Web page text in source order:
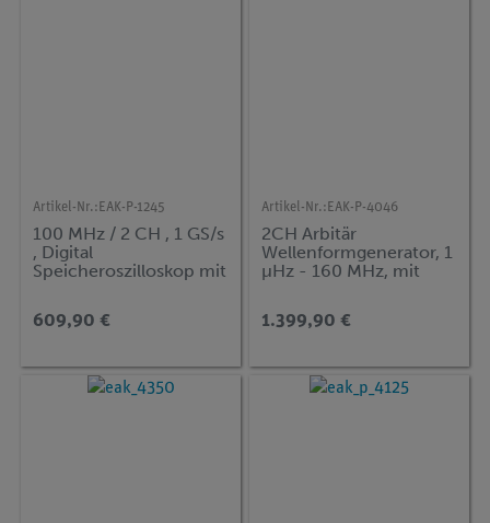
Artikel-Nr.: EAK-P-1245
100 MHz / 2 CH , 1 GS/s
, Digital
Speicheroszilloskop mit
609,90 €
Artikel-Nr.: EAK-P-4046
2CH Arbitär
Wellenformgenerator, 1
µHz - 160 MHz, mit
1.399,90 €